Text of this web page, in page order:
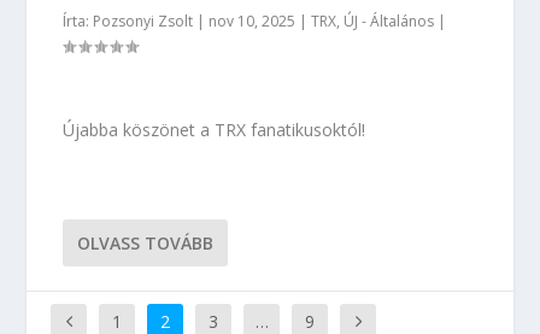
Írta: Pozsonyi Zsolt | nov 10, 2025 |TRX, ÚJ - Általános |
Újabba köszönet a TRX fanatikusoktól!
OLVASS TOVÁBB
1 2 3 … 9